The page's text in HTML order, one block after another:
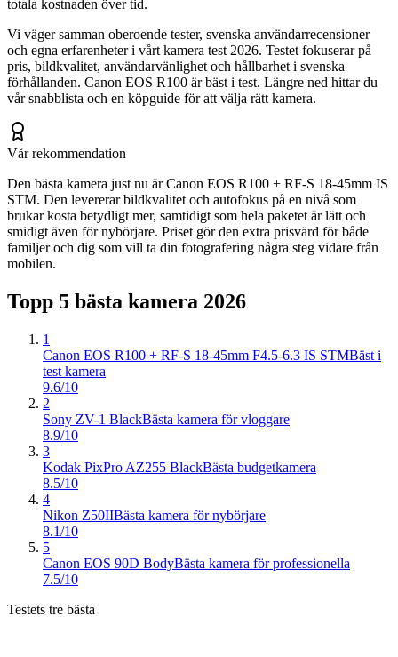
totala kostnaden över tid.
Vi väger samman oberoende tester, svenska användarrecensioner
och egna erfarenheter i vårt kamera test 2026. Testet fokuserar på
pris, bildkvalitet, användarvänlighet och hållbarhet i svenska
förhållanden. Canon EOS R100 är bäst i test. Längre ned hittar du
vår snabblista och en köpguide för att välja rätt kamera.
Vår rekommendation
Den bästa kamera just nu är Canon EOS R100 + RF-S 18-45mm IS
STM. Den levererar bildkvalitet och autofokus på en nivå som
brukar kosta betydligt mer, samtidigt som hela paketet är lätt och
smidigt även för nybörjare. Priset gör den extra prisvärd för både
familjer och dig som vill ta din fotografering några steg vidare från
mobilen.
Topp 5 bästa kamera 2026
1
Canon EOS R100 + RF-S 18-45mm F4.5-6.3 IS STMBäst i
test kamera
9.6/10
2
Sony ZV-1 BlackBästa kamera för vloggare
8.9/10
3
Kodak PixPro AZ255 BlackBästa budgetkamera
8.5/10
4
Nikon Z50IIBästa kamera för nybörjare
8.1/10
5
Canon EOS 90D BodyBästa kamera för professionella
7.5/10
Testets tre bästa